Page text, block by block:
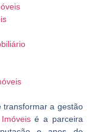
transformar a gestão
é a parceira